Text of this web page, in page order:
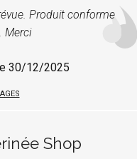
Produit conforme
Merci
30/12/2025
Shop